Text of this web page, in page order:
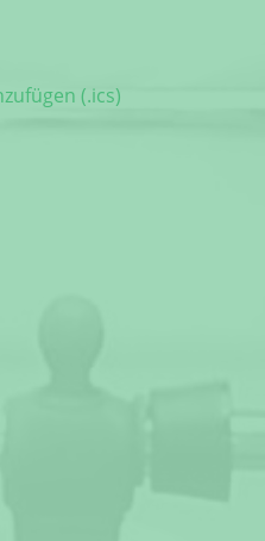
(.ics)